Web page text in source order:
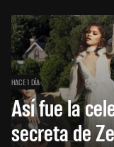
HACE 1 DÍA
Así fue la
secreta de